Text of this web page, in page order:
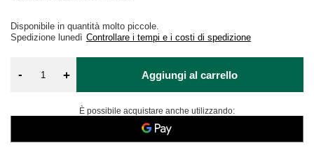
Disponibile in quantità molto piccole
Spedizione lunedì Controllare i tempi e i costi di spedizione
- + Aggiungi al carrello
È possibile acquistare anche utilizzando: